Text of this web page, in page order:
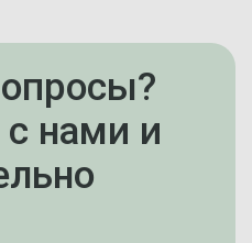
нами и